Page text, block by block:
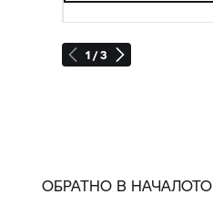
1 / 3
ОБРАТНО В НАЧАЛОТО